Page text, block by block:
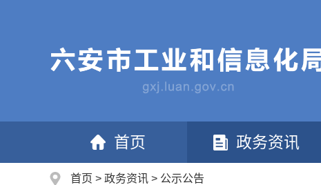
首页 政务资讯
首页 > 政务资讯 > 公示公告